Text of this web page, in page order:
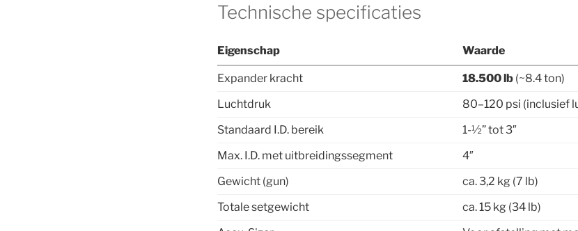
Technische specificaties
Eigenschap Waarde
Expander kracht 18.500 lb (~8.4 ton)
Luchtdruk
80–120 psi (inclusief
Standaard I.D. bereik
1-½” tot 3″
Max. I.D. met uitbreidingssegment
4″
Gewicht (gun)
ca. 3,2 kg (7 lb)
Totale setgewicht
ca. 15 kg (34 lb)